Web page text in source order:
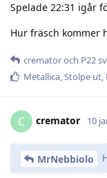
Spelade 22:31 igår
Hur fräsch kommer
crematoroch P22
Metallica,Stolpe ut,
C cremator 10
MrNebbiolo